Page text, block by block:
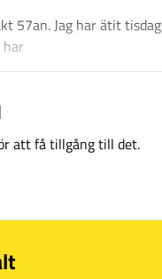
57an. Jag har ätit
har
att få tillgång till det.